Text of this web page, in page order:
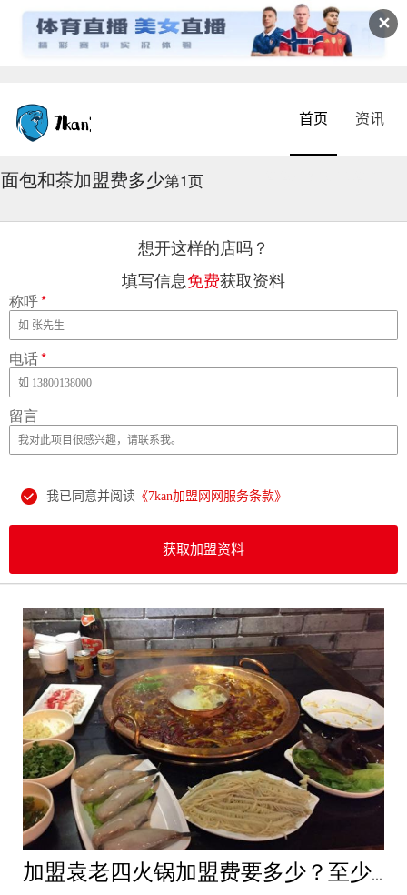
✕
首页 资讯
面包和茶加盟费多少第1页
想开这样的店吗？
填写信息免费获取资料
称呼*
电话*
留言
我已同意并阅读 《7kan加盟网网服务条款》
获取加盟资料
加盟袁老四火锅加盟费要多少？至少50万资金你准备好了吗？